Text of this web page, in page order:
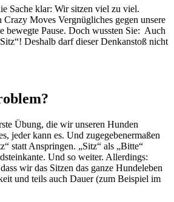
Sache klar: Wir sitzen viel zu viel.
Moves Vergnügliches gegen unsere
bewegte Pause. Doch wussten Sie: Auch
Deshalb darf dieser Denkanstoß nicht
Übung, die wir unseren Hunden
jeder kann es. Und zugegebenermaßen
statt Anspringen. „Sitz“ als „Bitte“
Und so weiter. Allerdings:
wir das Sitzen das ganze Hundeleben
und teils auch Dauer (zum Beispiel im